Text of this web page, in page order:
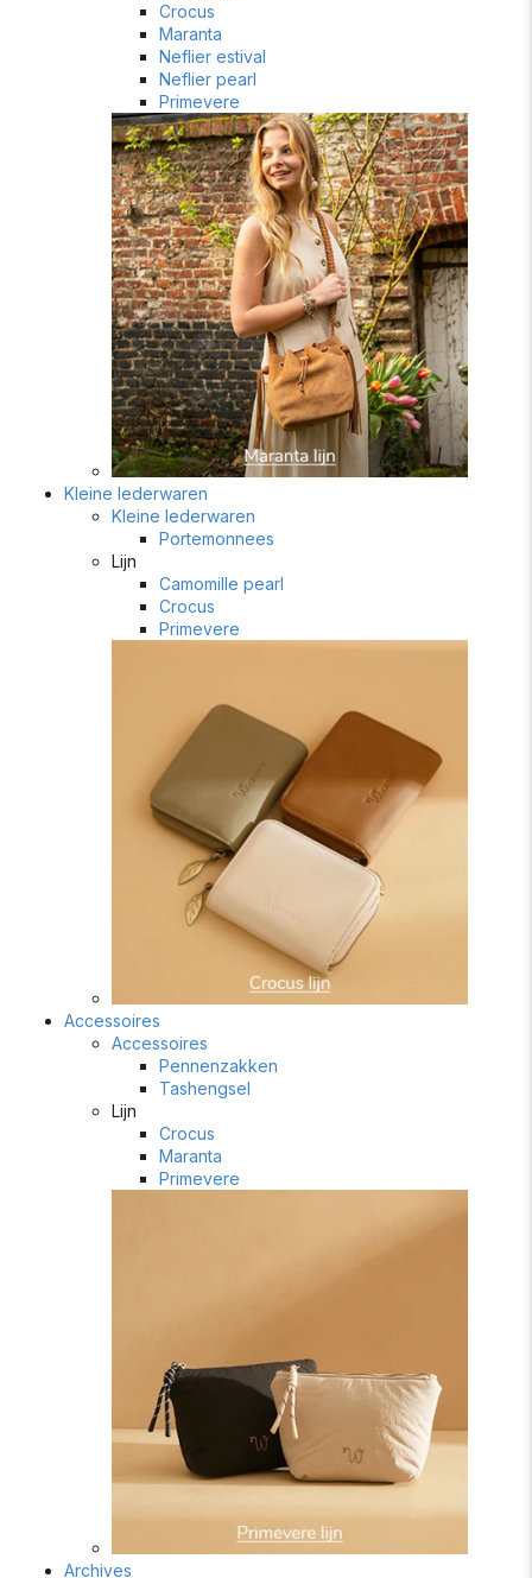
Crocus
Maranta
Neflier estival
Neflier pearl
Primevere
Kleine lederwaren
Kleine lederwaren
Portemonnees
Lijn
Camomille pearl
Crocus
Primevere
Accessoires
Accessoires
Pennenzakken
Tashengsel
Lijn
Crocus
Maranta
Primevere
Archives